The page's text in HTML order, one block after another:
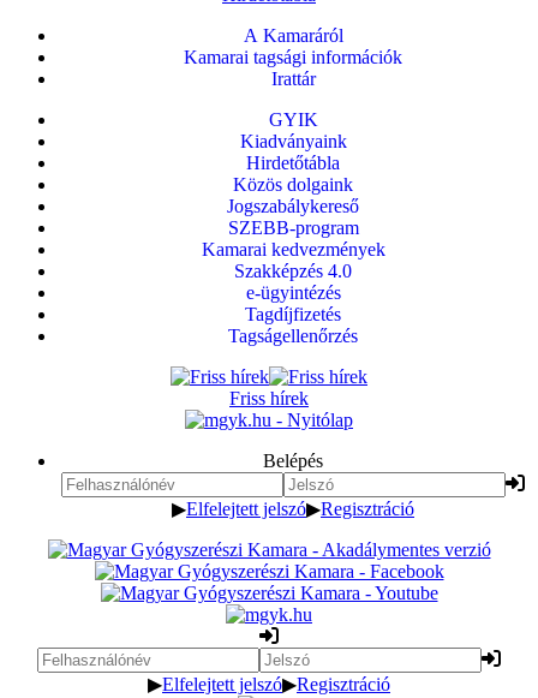
A Kamaráról
Kamarai tagsági információk
Irattár
GYIK
Kiadványaink
Hirdetőtábla
Közös dolgaink
Jogszabálykereső
SZEBB-program
Kamarai kedvezmények
Szakképzés 4.0
e-ügyintézés
Tagdíjfizetés
Tagságellenőrzés
Friss hírek
Belépés
▶Elfelejtett jelszó▶Regisztráció
▶Elfelejtett jelszó▶Regisztráció